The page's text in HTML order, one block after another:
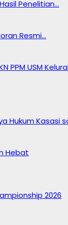
Penelitian…
Resmi…
PPM USM
Hukum Kasasi
Hebat
2026